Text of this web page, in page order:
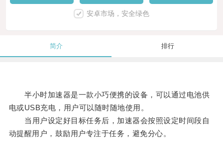
安卓市场，安全绿色
简介 排行
半小时加速器是一款小巧便携的设备，可以通过电池供
电或USB充电，用户可以随时随地使用。
当用户设定好目标任务后，加速器会按照设定时间段自
动提醒用户，鼓励用户专注于任务，避免分心。